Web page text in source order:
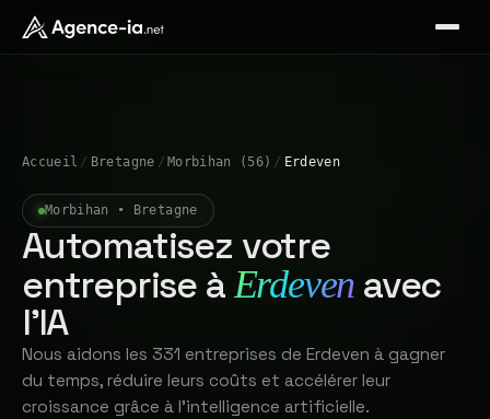
Accueil / Bretagne / Morbihan (56) / Erdeven
Morbihan • Bretagne
Automatisez votre
entreprise à Erdeven avec
l'IA
Nous aidons les 331 entreprises de Erdeven à gagner
du temps, réduire leurs coûts et accélérer leur
croissance grâce à l'intelligence artificielle.